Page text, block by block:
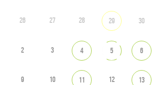
26 27 28 29 30
2 3 4 5 6
9 10 11 12 13